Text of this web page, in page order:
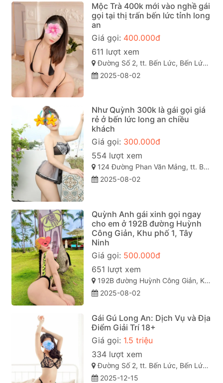
Mộc Trà 400k mới vào nghề gái
gọi tại thị trấn bến lức tỉnh long
an
Giá gọi: 400.000đ
611 lượt xem
Đường Số 2, tt. Bến Lức, Bến Lức, Long An, Việt Nam
2025-08-02
Như Quỳnh 300k là gái gọi giá
rẻ ở bến lức long an chiều
khách
Giá gọi: 300.000đ
554 lượt xem
124 Đường Phan Văn Mảng, tt. Bến Lức, Bến Lức, Long An, Việt Nam
2025-08-02
Quỳnh Anh gái xinh gọi ngay
cho em ở 192B đường Huỳnh
Công Giản, Khu phố 1, Tây
Ninh
Giá gọi: 500.000đ
651 lượt xem
192B đường Huỳnh Công Giản, Khu phố 1, Tây Ninh, Việt Nam
2025-08-02
Gái Gú Long An: Dịch Vụ và Địa
Điểm Giải Trí 18+
Giá gọi: 1.5 triệu
334 lượt xem
Đường Số 2, tt. Bến Lức, Bến Lức, Long An
2025-12-15